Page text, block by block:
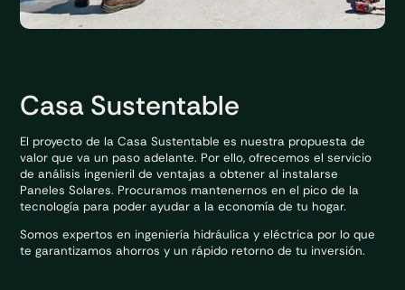
Casa Sustentable
El proyecto de la Casa Sustentable es nuestra propuesta de
valor que va un paso adelante. Por ello, ofrecemos el servicio
de análisis ingenieril de ventajas a obtener al instalarse
Paneles Solares. Procuramos mantenernos en el pico de la
tecnología para poder ayudar a la economía de tu hogar.
Somos expertos en ingeniería hidráulica y eléctrica por lo que
te garantizamos ahorros y un rápido retorno de tu inversión.